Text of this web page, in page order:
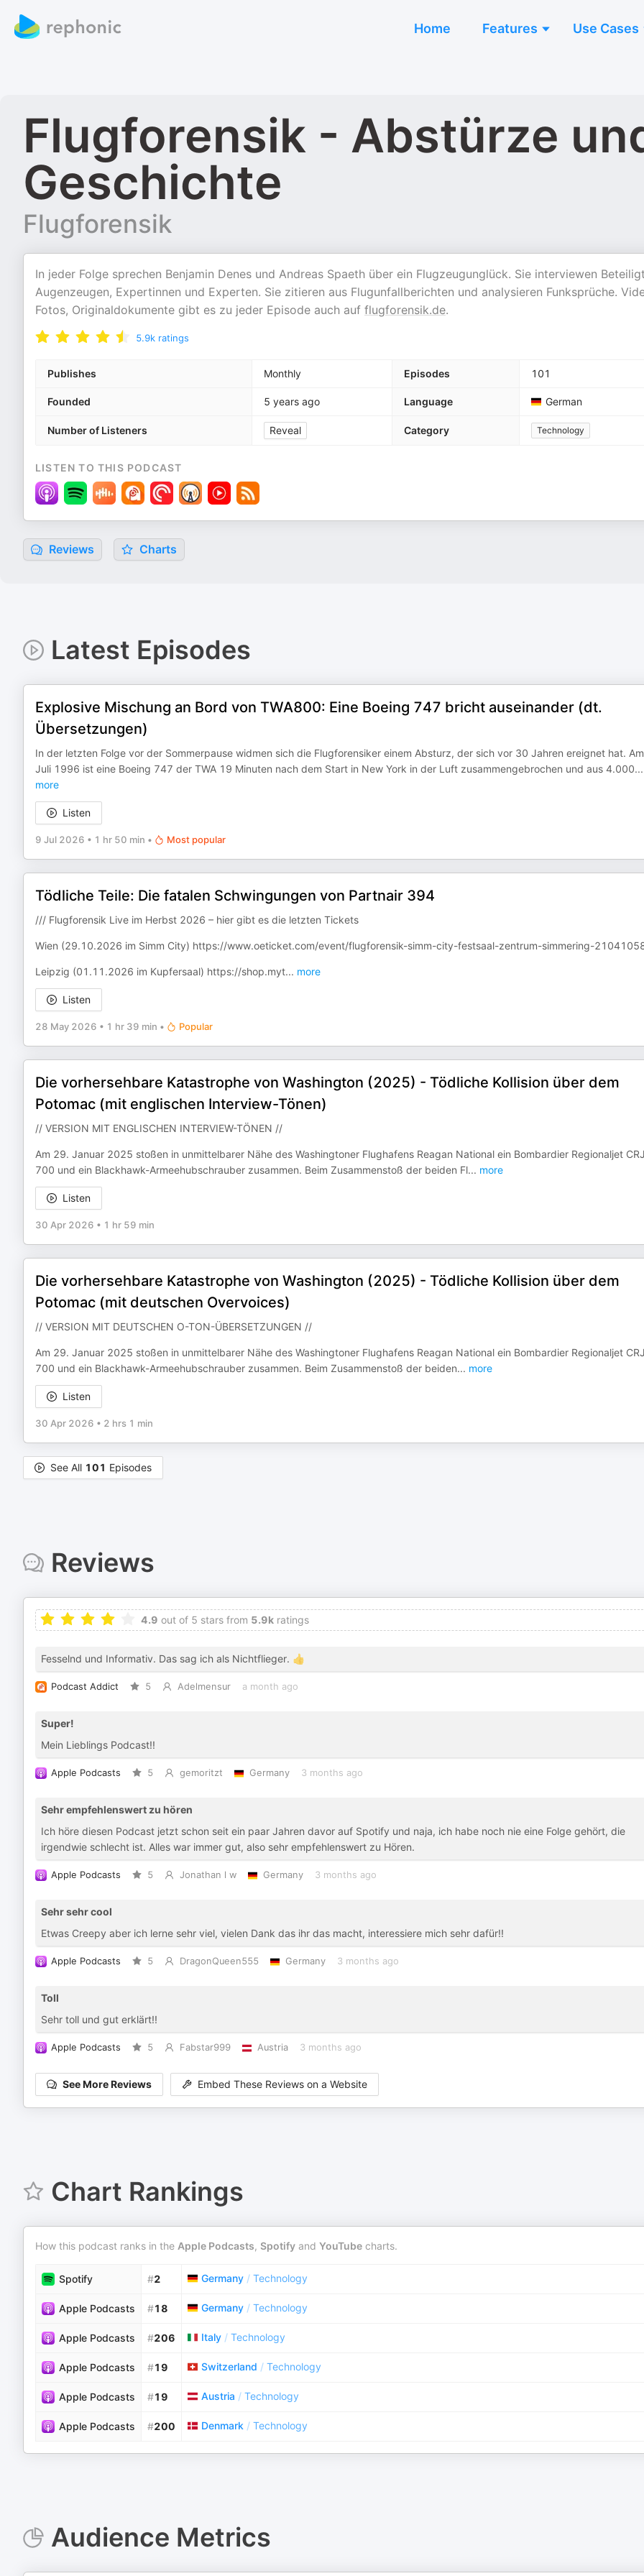
Home Features Use Cases
Flugforensik - Abstürze
Geschichte
Flugforensik
In jeder Folge sprechen Benjamin Denes und Andreas Spaeth über ein Flugzeugunglück. Sie interviewen
Augenzeugen, Expertinnen und Experten. Sie zitieren aus Flugunfallberichten und analysieren Funksprüche.
Fotos, Originaldokumente gibt es zu jeder Episode auch auf flugforensik.de.
5.9k ratings
Publishes Monthly Episodes 101
Founded 5 years ago Language German
Number of Listeners Reveal Category Technology
LISTEN TO THIS PODCAST
Reviews Charts
Latest Episodes
Explosive Mischung an Bord von TWA800: Eine Boeing 747 bricht auseinander (dt.
Übersetzungen)
In der letzten Folge vor der Sommerpause widmen sich die Flugforensiker einem Absturz, der sich vor 30 Jahren ereignet hat.
Juli 1996 ist eine Boeing 747 der TWA 19 Minuten nach dem Start in New York in der Luft zusammengebrochen und aus 4.000...
more
Listen
9 Jul 2026 • 1 hr 50 min • Most popular
Tödliche Teile: Die fatalen Schwingungen von Partnair 394
/// Flugforensik Live im Herbst 2026 – hier gibt es die letzten Tickets
Wien (29.10.2026 im Simm City) ⁠https://www.oeticket.com/event/flugforensik-simm-city-festsaal-zentrum-simmering-
Leipzig (01.11.2026 im Kupfersaal) ⁠https://shop.myt... more
Listen
28 May 2026 • 1 hr 39 min • Popular
Die vorhersehbare Katastrophe von Washington (2025) - Tödliche Kollision über dem
Potomac (mit englischen Interview-Tönen)
// VERSION MIT ENGLISCHEN INTERVIEW-TÖNEN //
Am 29. Januar 2025 stoßen in unmittelbarer Nähe des Washingtoner Flughafens Reagan National ein Bombardier Regionaljet
700 und ein Blackhawk-Armeehubschrauber zusammen. Beim Zusammenstoß der beiden Fl... more
Listen
30 Apr 2026 • 1 hr 59 min
Die vorhersehbare Katastrophe von Washington (2025) - Tödliche Kollision über dem
Potomac (mit deutschen Overvoices)
// VERSION MIT DEUTSCHEN O-TON-ÜBERSETZUNGEN //
Am 29. Januar 2025 stoßen in unmittelbarer Nähe des Washingtoner Flughafens Reagan National ein Bombardier Regionaljet
700 und ein Blackhawk-Armeehubschrauber zusammen. Beim Zusammenstoß der beiden... more
Listen
30 Apr 2026 • 2 hrs 1 min
See All 101 Episodes
Reviews
4.9 out of 5 stars from 5.9k ratings
Fesselnd und Informativ. Das sag ich als Nichtflieger. 👍
Podcast Addict 5 Adelmensur a month ago
Super!
Mein Lieblings Podcast!!
Apple Podcasts 5 gemoritzt Germany 3 months ago
Sehr empfehlenswert zu hören
Ich höre diesen Podcast jetzt schon seit ein paar Jahren davor auf Spotify und naja, ich habe noch nie eine Folge gehört, die
irgendwie schlecht ist. Alles war immer gut, also sehr empfehlenswert zu Hören.
Apple Podcasts 5 Jonathan l w Germany 3 months ago
Sehr sehr cool
Etwas Creepy aber ich lerne sehr viel, vielen Dank das ihr das macht, interessiere mich sehr dafür!!
Apple Podcasts 5 DragonQueen555 Germany 3 months ago
Toll
Sehr toll und gut erklärt!!
Apple Podcasts 5 Fabstar999 Austria 3 months ago
See More Reviews Embed These Reviews on a Website
Chart Rankings
How this podcast ranks in the Apple Podcasts, Spotify and YouTube charts.
Spotify #2 Germany / Technology
Apple Podcasts #18 Germany / Technology
Apple Podcasts #206 Italy / Technology
Apple Podcasts #19 Switzerland / Technology
Apple Podcasts #19 Austria / Technology
Apple Podcasts #200 Denmark / Technology
Audience Metrics